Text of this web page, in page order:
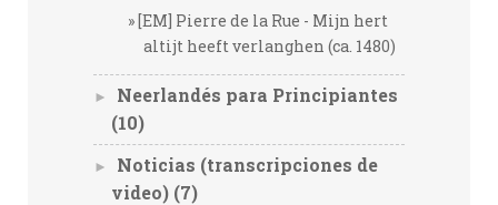
[EM] Pierre de la Rue - Mijn hert
altijt heeft verlanghen (ca. 1480)
►
Neerlandés para Principiantes
(10)
►
Noticias (transcripciones de
video) (7)